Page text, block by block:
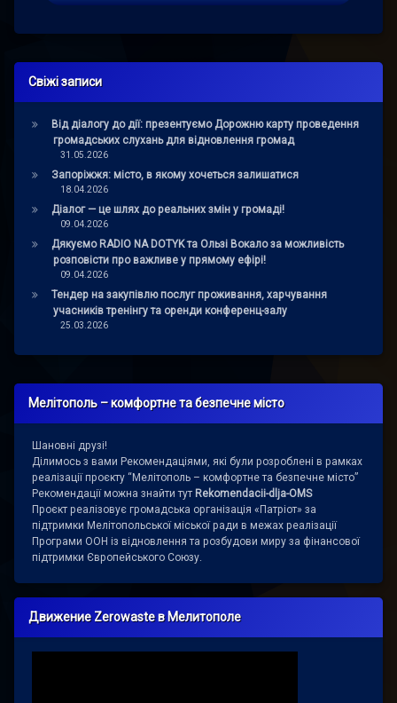
Свіжі записи
Від діалогу до дії: презентуємо Дорожню карту проведення
громадських слухань для відновлення громад
31.05.2026
Запоріжжя: місто, в якому хочеться залишатися
18.04.2026
Діалог — це шлях до реальних змін у громаді!
09.04.2026
Дякуємо RADIO NA DOTYK та Ользі Вокало за можливість
розповісти про важливе у прямому ефірі!
09.04.2026
Тендер на закупівлю послуг проживання, харчування
учасників тренінгу та оренди конференц-залу
25.03.2026
Мелітополь – комфортне та безпечне місто
Шановні друзі!
Ділимось з вами Рекомендаціями, які були розроблені в рамках
реалізації проєкту “Мелітополь – комфортне та безпечне місто”
Рекомендації можна знайти тут Rekomendacii-dlja-OMS
Проєкт реалізовує громадська організація «Патріот» за
підтримки Мелітопольської міської ради в межах реалізації
Програми ООН із відновлення та розбудови миру за фінансової
підтримки Європейського Союзу.
Движение Zerowaste в Мелитополе